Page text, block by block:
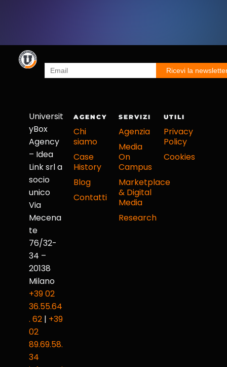
Universit
yBox
Agency
– Idea
Link srl a
socio
unico
Via
Mecena
te
76/32-
34 –
20138
Milano
+39 02
36.55.64
. 62| +39
02
89.69.58.
34
AGENCY
Chi
siamo
Case
History
Blog
Contatti
SERVIZI
Agenzia
Media
On
Campus
Marketplace
& Digital
Media
Research
UTILI
Privacy
Policy
Cookies